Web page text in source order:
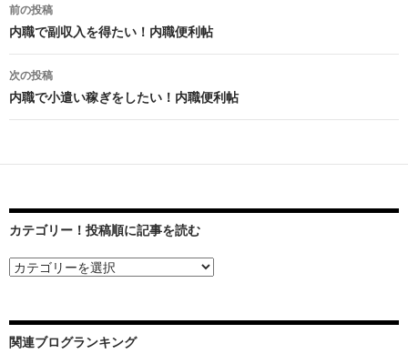
投
稿
ナ
ゲ
シ
ョ
前の投稿
内職で副収入を得たい！内職便利帖
次の投稿
内職で小遣い稼ぎをしたい！内職便利帖
カテゴリー！投稿順に記事を読む
関連ブログランキング